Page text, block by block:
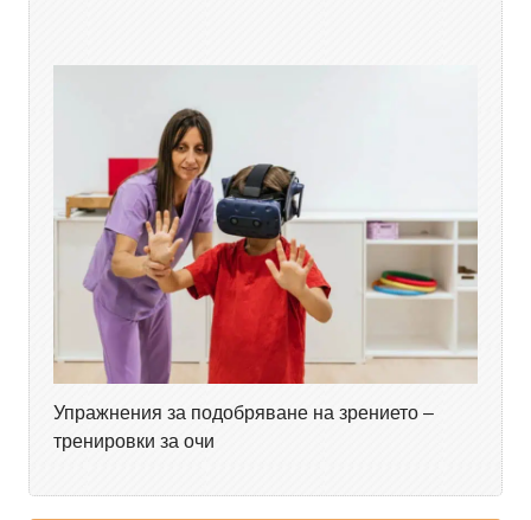
Упражнения за подобряване на зрението –
тренировки за очи